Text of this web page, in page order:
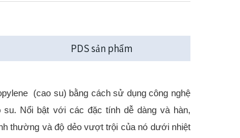
PDS sản phẩm
(cao su) bằng cách sử dụng công nghệ
Nổi bật với các đặc tính dễ dàng và hàn,
thường và độ dẻo vượt trội của nó dưới nhiệt